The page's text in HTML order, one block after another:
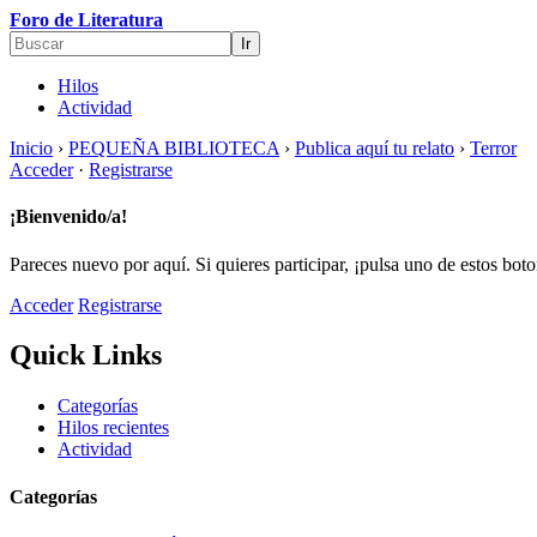
Foro de Literatura
Hilos
Actividad
Inicio › PEQUEÑA BIBLIOTECA › Publica aquí tu relato › Terror
Acceder · Registrarse
¡Bienvenido/a!
Pareces nuevo por aquí. Si quieres participar, ¡pulsa uno de estos
Acceder Registrarse
Quick Links
Categorías
Hilos recientes
Actividad
Categorías